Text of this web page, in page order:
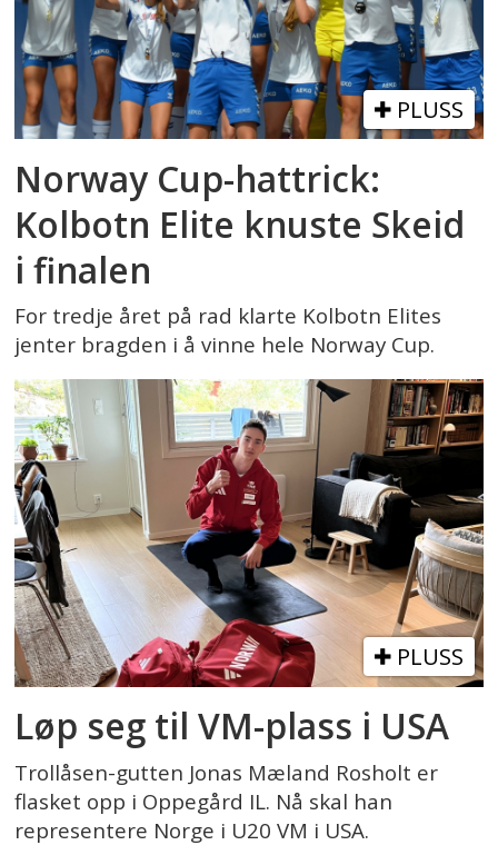
PLUSS
Norway Cup-hattrick:
Kolbotn Elite knuste Skeid
i finalen
For tredje året på rad klarte Kolbotn Elites
jenter bragden i å vinne hele Norway Cup.
PLUSS
Løp seg til VM-plass i USA
Trollåsen-gutten Jonas Mæland Rosholt er
flasket opp i Oppegård IL. Nå skal han
representere Norge i U20 VM i USA.